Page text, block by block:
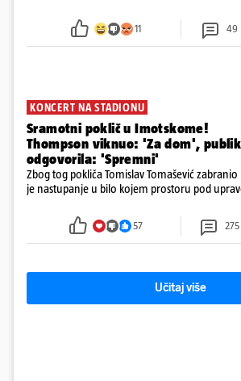
ga uhitili, a psa je preuzeo komunalni redar
11 49
KONCERT NA STADIONU
Sramotni poklič u Imotskome!
Thompson viknuo: 'Za dom',
odgovorila: 'Spremni'
Zbog tog pokliča Tomislav Tomašević zabranio
je nastupanje u bilo kojem prostoru pod
57 275
Učitaj više